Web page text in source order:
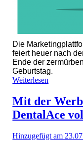
Die
feiert heuer nach
Ende der
Geburtstag.
Weiterlesen
Mit der
DentalAce
Hinzugefügt am